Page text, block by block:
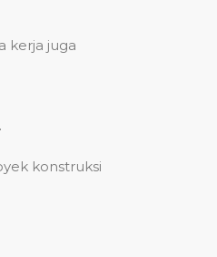
kerja juga
konstruksi